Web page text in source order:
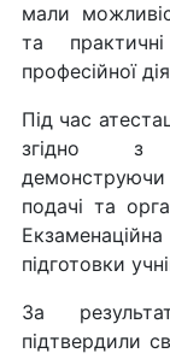
мали
та
професійної
Під час
згідно з
демонструючи
подачі та
підготовки
За
підтвердили